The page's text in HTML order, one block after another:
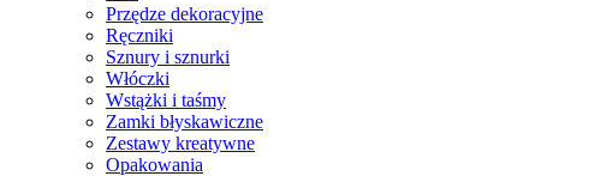
Przędze dekoracyjne
Ręczniki
Sznury i sznurki
Włóczki
Wstążki i taśmy
Zamki błyskawiczne
Zestawy kreatywne
Opakowania